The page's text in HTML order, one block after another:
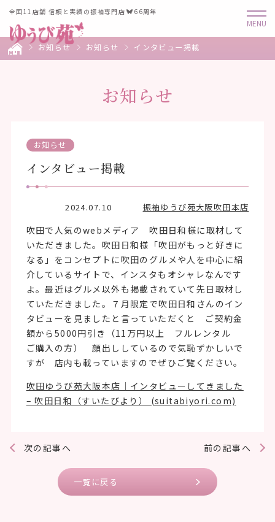
全国11店舗 信頼と実績の振袖専門店 66周年
お知らせ お知らせ インタビュー掲載
お知らせ
お知らせ
インタビュー掲載
2024.07.10 振袖ゆうび苑大阪吹田本店
吹田で人気のwebメディア 吹田日和様に取材して
いただきました。吹田日和様「吹田がもっと好きに
なる」をコンセプトに吹田のグルメや人を中心に紹
介しているサイトで、インスタもオシャレなんです
よ。最近はグルメ以外も掲載されていて先日取材し
ていただきました。７月限定で吹田日和さんのイン
タビューを見ましたと言っていただくと ご契約金
額から5000円引き（11万円以上 フルレンタル
ご購入の方） 顔出ししているので気恥ずかしいで
すが 店内も載っていますのでぜひご覧ください。
吹田ゆうび苑大阪本店｜インタビューしてきました
– 吹田日和（すいたびより） (suitabiyori.com)
前の記事へ
次の記事へ
一覧に戻る